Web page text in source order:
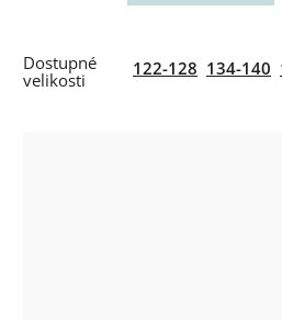
122-128 134-140